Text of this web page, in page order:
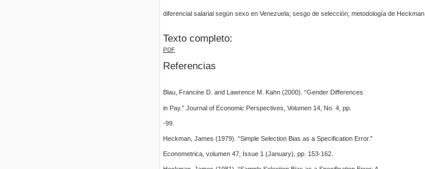
diferencial salarial según sexo en Venezuela; sesgo de selección; metodología de Heckman
Texto completo:
PDF
Referencias
Blau, Francine D. and Lawrence M. Kahn (2000). “Gender Differences
in Pay.” Journal of Economic Perspectives, Volumen 14, No. 4, pp.
-99.
Heckman, James (1979). “Simple Selection Bias as a Specification Error.”
Econometrica, volumen 47, Issue 1 (January), pp. 153-162.